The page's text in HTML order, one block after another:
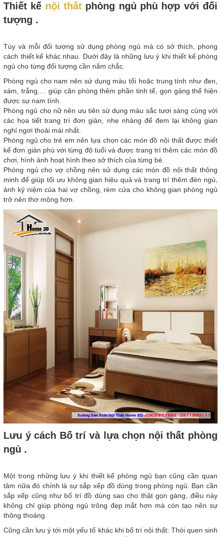
Thiết kế nội thất phòng ngủ phù hợp với đối
tượng .
Tùy và mỗi đối tượng sử dụng phòng ngủ mà có sở thích, phong
cách thiết kế khác nhau. Dưới đây là những lưu ý khi thiết kế phòng
ngủ cho từng đối tượng cần nắm chắc.
Phòng ngủ cho nam nên sử dụng màu tối hoặc trung tính như đen,
xám, trắng,… giúp căn phòng thêm phần tinh tế, gọn gàng thể hiện
được sự nam tính.
Phòng ngủ cho nữ nên ưu tiên sử dụng màu sắc tươi sáng cùng với
các họa tiết trang trí đơn giản, nhẹ nhàng để đem lại không gian
nghỉ ngơi thoải mái nhất.
Phòng ngủ cho trẻ em nên lựa chọn các món đồ nội thất được thiết
kế đơn giản phù với từng độ tuổi và được trang trí thêm các món đồ
chơi, hình ảnh hoạt hình theo sở thích của từng bé.
Phòng ngủ cho vợ chồng nên sử dụng các món đồ nội thất thông
minh để giúp tối ưu không gian hiệu quả và trang trí thêm đèn ngủ,
ảnh kỷ niệm của hai vợ chồng, rèm cửa cho không gian phòng ngủ
trở nên thơ mộng hơn.
Lưu ý cách Bố trí và lựa chọn nội thất phòng
ngủ .
Một trong những lưu ý khi thiết kế phòng ngủ bạn cũng cần quan
tâm nữa đó chính là sự sắp xếp đồ dùng trong phòng ngủ. Bạn cần
sắp xếp cũng như bố trí đồ dùng sao cho thật gọn gàng, điều này
không chỉ giúp phòng ngủ trông đẹp mắt hơn mà còn tạo nên sự
thông thoáng.
Cũng cần lưu ý tới một yếu tố khác khi bố trí nội thất: Thói quen sinh